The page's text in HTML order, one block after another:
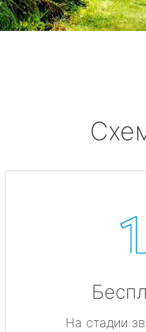
На стадии